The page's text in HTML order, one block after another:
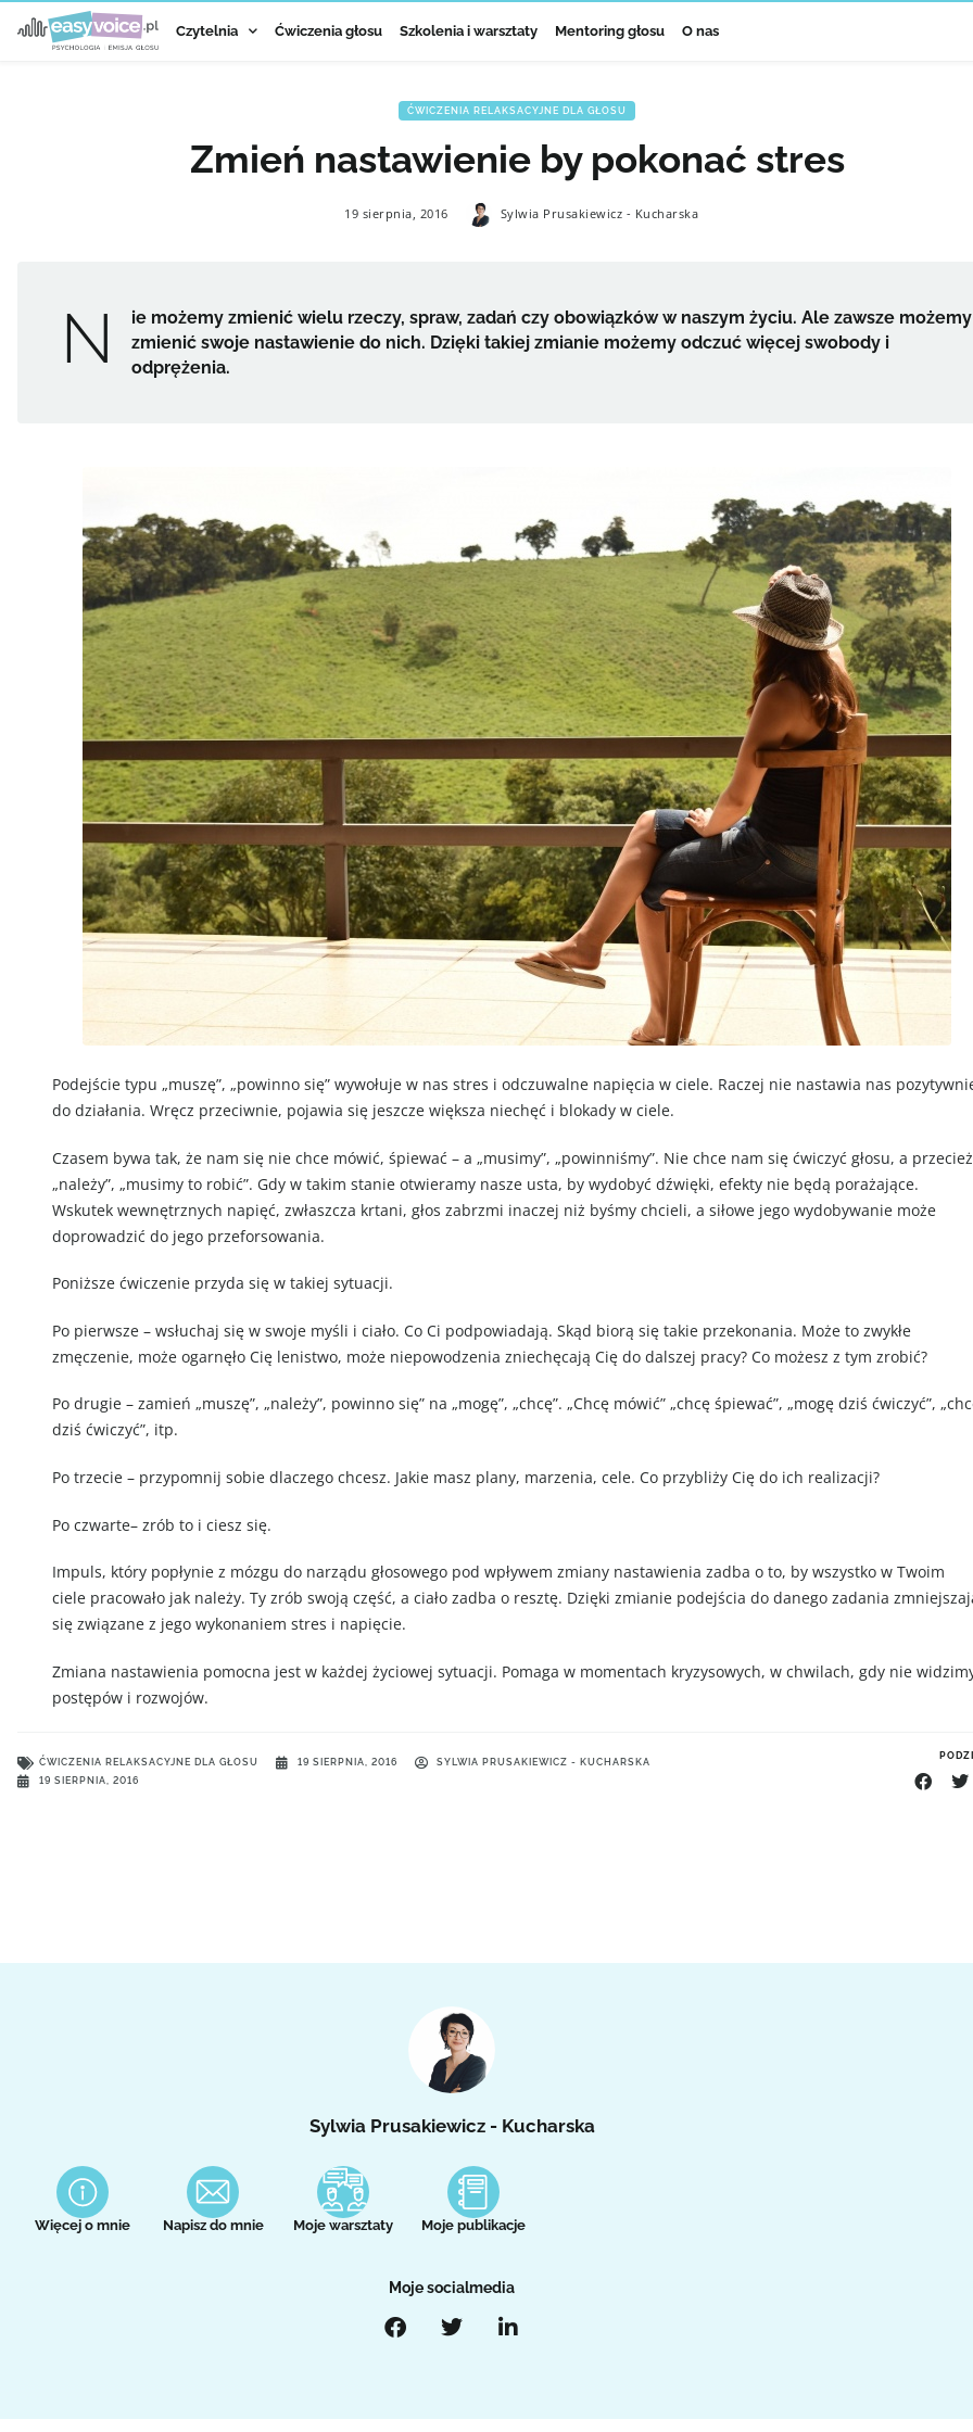
Czytelnia Ćwiczenia głosu Szkolenia i warsztaty Mentoring głosu O nas
ĆWICZENIA RELAKSACYJNE DLA GŁOSU
Zmień nastawienie by pokonać stres
19 sierpnia, 2016 Sylwia Prusakiewicz - Kucharska
N
ie możemy zmienić wielu rzeczy, spraw, zadań czy obowiązków w naszym życiu. Ale zawsze możemy
zmienić swoje nastawienie do nich. Dzięki takiej zmianie możemy odczuć więcej swobody i
odprężenia.
Podejście typu „muszę”, „powinno się” wywołuje w nas stres i odczuwalne napięcia w ciele. Raczej nie nastawia nas
do działania. Wręcz przeciwnie, pojawia się jeszcze większa niechęć i blokady w ciele.
Czasem bywa tak, że nam się nie chce mówić, śpiewać – a „musimy”, „powinniśmy”. Nie chce nam się ćwiczyć głosu, a przecież
„należy”, „musimy to robić”. Gdy w takim stanie otwieramy nasze usta, by wydobyć dźwięki, efekty nie będą porażające.
Wskutek wewnętrznych napięć, zwłaszcza krtani, głos zabrzmi inaczej niż byśmy chcieli, a siłowe jego wydobywanie może
doprowadzić do jego przeforsowania.
Poniższe ćwiczenie przyda się w takiej sytuacji.
Po pierwsze – wsłuchaj się w swoje myśli i ciało. Co Ci podpowiadają. Skąd biorą się takie przekonania. Może to zwykłe
zmęczenie, może ogarnęło Cię lenistwo, może niepowodzenia zniechęcają Cię do dalszej pracy? Co możesz z tym zrobić?
Po drugie – zamień „muszę”, „należy”, powinno się” na „mogę”, „chcę”. „Chcę mówić” „chcę śpiewać”, „mogę dziś ćwiczyć”,
dziś ćwiczyć”, itp.
Po trzecie – przypomnij sobie dlaczego chcesz. Jakie masz plany, marzenia, cele. Co przybliży Cię do ich realizacji?
Po czwarte– zrób to i ciesz się.
Impuls, który popłynie z mózgu do narządu głosowego pod wpływem zmiany nastawienia zadba o to, by wszystko w Twoim
ciele pracowało jak należy. Ty zrób swoją część, a ciało zadba o resztę. Dzięki zmianie podejścia do danego zadania
się związane z jego wykonaniem stres i napięcie.
Zmiana nastawienia pomocna jest w każdej życiowej sytuacji. Pomaga w momentach kryzysowych, w chwilach, gdy nie
postępów i rozwojów.
ĆWICZENIA RELAKSACYJNE DLA GŁOSU 19 SIERPNIA, 2016
SYLWIA PRUSAKIEWICZ - KUCHARSKA
19 SIERPNIA, 2016
Sylwia Prusakiewicz - Kucharska
Więcej o mnie Napisz do mnie Moje warsztaty Moje publikacje
Moje socialmedia